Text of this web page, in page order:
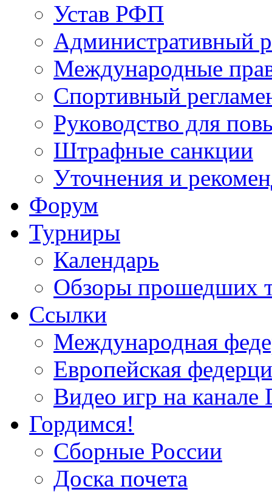
Устав РФП
Административный
Международные
Спортивный
Руководство для
Штрафные санкции
Уточнения и
Форум
Турниры
Календарь
Обзоры прошедших
Ссылки
Международная
Европейская
Видео игр на
Гордимся!
Сборные России
Доска почета